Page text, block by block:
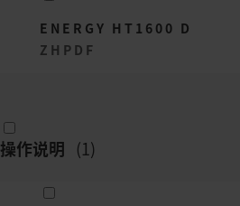
ENERGY HT1600 D
ZH PDF
操作说明 (1)